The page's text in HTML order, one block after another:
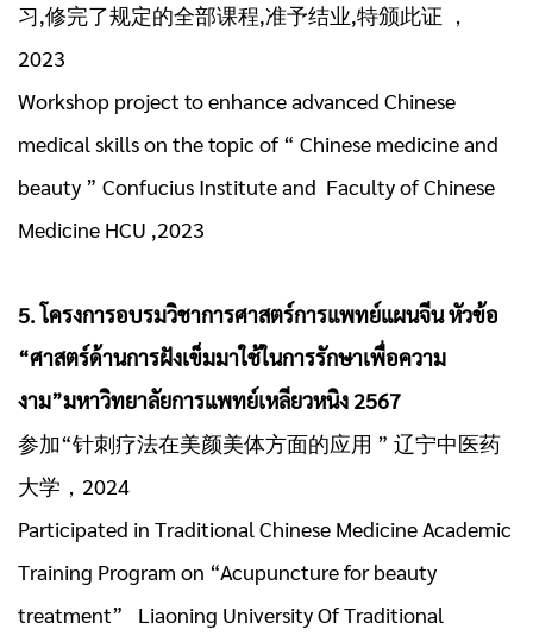
习,修完了规定的全部课程,准予结业,特颁此证 ，
2023
Workshop project to enhance advanced Chinese
medical skills on the topic of “ Chinese medicine and
beauty ” Confucius Institute and Faculty of Chinese
Medicine HCU ,2023
5. โครงการอบรมวิชาการศาสตร์การแพทย์แผนจีน หัวข้อ
“ศาสตร์ด้านการฝังเข็มมาใช้ในการรักษาเพื่อความ
งาม”มหาวิทยาลัยการแพทย์เหลียวหนิง 2567
参加“针刺疗法在美颜美体方面的应用 ” 辽宁中医药
大学，2024
Participated in Traditional Chinese Medicine Academic
Training Program on “Acupuncture for beauty
treatment” Liaoning University Of Traditional